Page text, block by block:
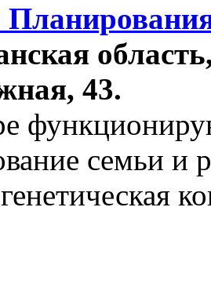
43.
семьи